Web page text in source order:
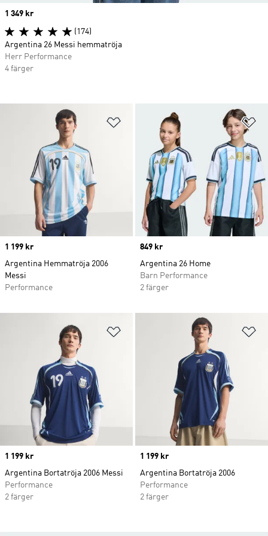
Lägg till på önskelistan
Price
1 199 kr
Argentina Hemmatröja 2006
Messi
Performance
Price
849 kr
Argentina 26 Home
Barn Performance
2 färger
Lägg till på önskelistan
Price
1 199 kr
Argentina Bortatröja 2006 Messi
Performance
2 färger
Price
1 199 kr
Argentina Bortatröja 2006
Performance
2 färger
Price
1 349 kr
(174)
Argentina 26 Messi hemmatröja
Herr Performance
4 färger